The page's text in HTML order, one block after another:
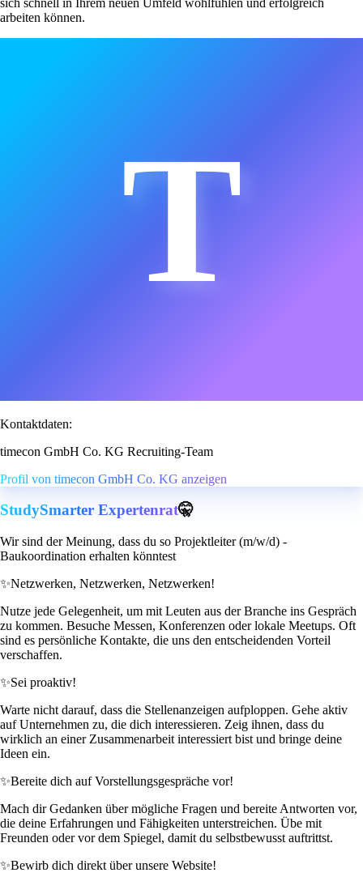
arbeiten können.
T
Kontaktdaten:
timecon GmbH Co. KG Recruiting-Team
Profil von timecon GmbH Co. KG anzeigen
StudySmarter Expertenrat🤫
Wir sind der Meinung, dass du so Projektleiter (m/w/d) -
Baukoordination erhalten könntest
✨Netzwerken, Netzwerken, Netzwerken!
Nutze jede Gelegenheit, um mit Leuten aus der Branche ins Gespräch
zu kommen. Besuche Messen, Konferenzen oder lokale Meetups. Oft
sind es persönliche Kontakte, die uns den entscheidenden Vorteil
verschaffen.
✨Sei proaktiv!
Warte nicht darauf, dass die Stellenanzeigen aufploppen. Gehe aktiv
auf Unternehmen zu, die dich interessieren. Zeig ihnen, dass du
wirklich an einer Zusammenarbeit interessiert bist und bringe deine
Ideen ein.
✨Bereite dich auf Vorstellungsgespräche vor!
Mach dir Gedanken über mögliche Fragen und bereite Antworten vor,
die deine Erfahrungen und Fähigkeiten unterstreichen. Übe mit
Freunden oder vor dem Spiegel, damit du selbstbewusst auftrittst.
✨Bewirb dich direkt über unsere Website!